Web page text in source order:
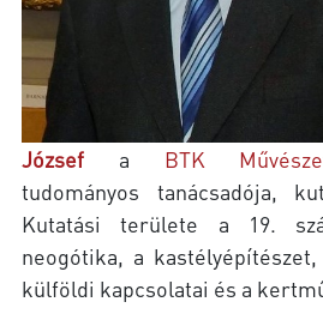
József a BTK
tudományos tanácsadója,
Kutatási területe a 19.
neogótika, a
külföldi kapcsolatai és a